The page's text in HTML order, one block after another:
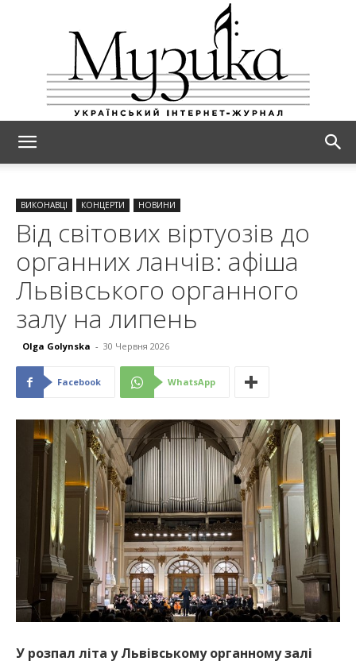
ВИКОНАВЦІ КОНЦЕРТИ НОВИНИ
Від світових віртуозів до
органних ланчів: афіша
Львівського органного
залу на липень
Olga Golynska - 30 Червня 2026
Facebook WhatsApp
У розпал літа у Львівському органному залі